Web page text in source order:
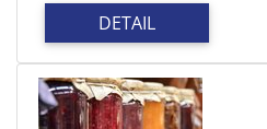
DETAIL